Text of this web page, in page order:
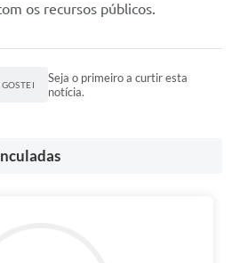
os recursos públicos.
Seja o primeiro a curtir esta
notícia.